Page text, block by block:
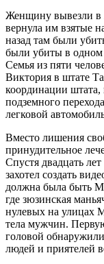
Женщину вывезли в
вернула им взятые
назад там были
были убиты в
Семья из пяти
Виктория в штате
координации
подземного
легковой
Вместо лишения
принудительное
Спустя двадцать
захотел создать
должна была быть
где зюзинская
нулевых на улицах
тела мужчин.
головой
людей и приятелей